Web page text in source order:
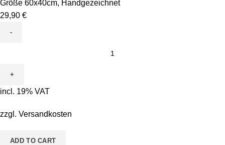
Größe 60x40cm, Handgezeichnet
29,90 €
Ausmalen
-
Peppy
quantity
incl. 19% VAT
zzgl. Versandkosten
ADD TO CART